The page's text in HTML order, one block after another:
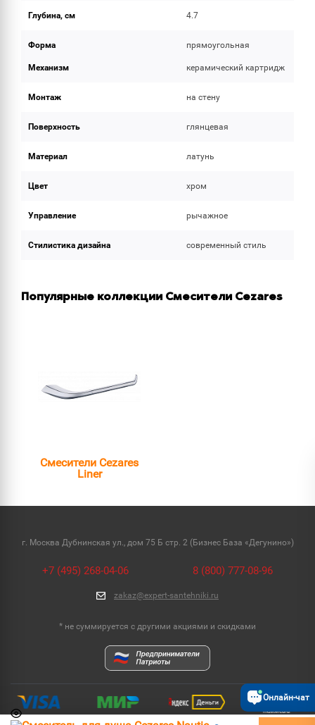
Глубина, см 4.7
Форма прямоугольная
Механизм керамический картридж
Монтаж на стену
Поверхность глянцевая
Материал латунь
Цвет хром
Управление рычажное
Стилистика дизайна современный стиль
Популярные коллекции Смесители Cezares
Смесители Cezares
Liner
г. Москва Дубнинская ул., дом 75 Б стр. 2 (Бизнес База «Дегунино»)
+7 (495) 268-04-06 8 (800) 777-08-96
zakaz@expert-santehniki.ru
* не суммируется с другими акциями и скидками
Онлайн-чат